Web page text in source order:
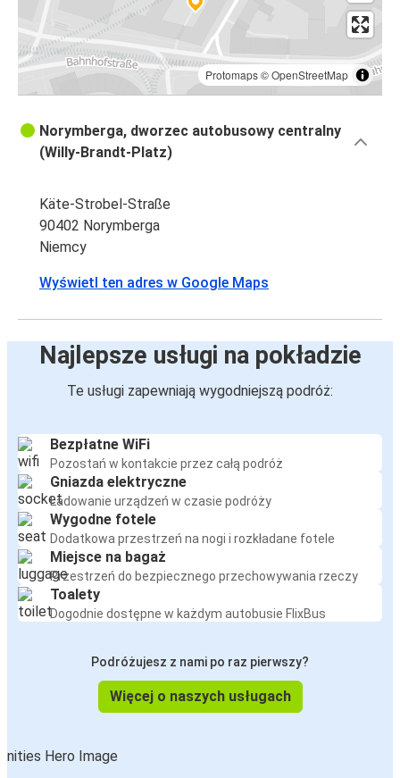
Protomaps©OpenStreetMap
Norymberga, dworzec autobusowy centralny
(Willy-Brandt-Platz)
Käte-Strobel-Straße
90402 Norymberga
Niemcy
Wyświetl ten adres w Google Maps
Najlepsze usługi na pokładzie
Te usługi zapewniają wygodniejszą podróż:
Bezpłatne WiFi
Pozostań w kontakcie przez całą podróż
Gniazda elektryczne
Ładowanie urządzeń w czasie podróży
Wygodne fotele
Dodatkowa przestrzeń na nogi i rozkładane fotele
Miejsce na bagaż
Przestrzeń do bezpiecznego przechowywania rzeczy
Toalety
Dogodnie dostępne w każdym autobusie FlixBus
Podróżujesz z nami po raz pierwszy?
Więcej o naszych usługach